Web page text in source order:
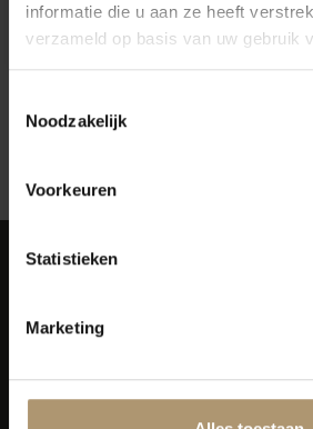
informatie die u aan ze heeft
verzameld op basis van uw gebruik
Noodzakelijk
Voorkeuren
Statistieken
Marketing
€10,25
Per fles: €10,45